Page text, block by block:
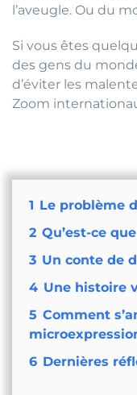
l’aveugle. Ou du
Si vous êtes
des gens du
d’éviter les
Zoom
1 Le problème
2 Qu’est-ce
3 Un conte de
4 Une histoire
5 Comment
6 Dernières